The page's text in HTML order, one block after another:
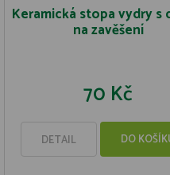
Keramická stopa vydry s
na zavěšení
70 Kč
DETAIL DO